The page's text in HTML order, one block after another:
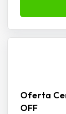
Oferta
OFF